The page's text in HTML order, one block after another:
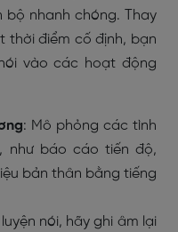
bộ nhanh chóng. Thay
thời điểm cố định, bạn
vào các hoạt động
: Mô phỏng các tình
như báo cáo tiến độ,
bản thân bằng tiếng
luyện nói, hãy ghi âm lại